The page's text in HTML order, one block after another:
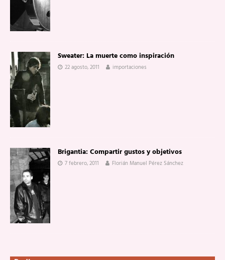
Sweater: La muerte como inspiración
22 agosto, 2011 importaciones
Brigantia: Compartir gustos y objetivos
7 febrero, 2011 Florián Manuel Pérez Sánchez